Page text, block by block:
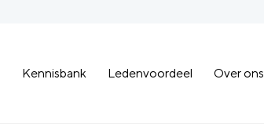
Kennisbank Ledenvoordeel Over ons